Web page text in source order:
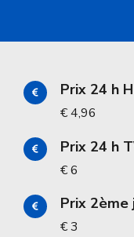
Prix 24 h
€ 4,96
Prix 24 h
€ 6
Prix 2ème
€ 3